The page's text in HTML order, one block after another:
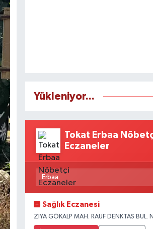
Yükleniyor...
Tokat Erbaa
Eczaneler
Sağlık Eczanesi
ZIYA GÖKALP MAH. RAUF DENKTAS BUL.